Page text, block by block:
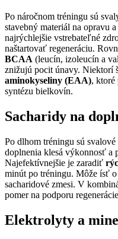
Po náročnom tréningu sú
stavebný materiál na opravu a
najrýchlejšie vstrebateľné
naštartovať regeneráciu.
BCAA (leucín, izoleucín a
znižujú pocit únavy. Niektorí
aminokyseliny (EAA), ktoré
syntézu bielkovín.
Sacharidy na
Po dlhom tréningu sú
doplnenia klesá výkonnosť a
Najefektívnejšie je zaradiť
minút po tréningu. Môže ísť
sacharidové zmesi. V
pomer na podporu
Elektrolyty a